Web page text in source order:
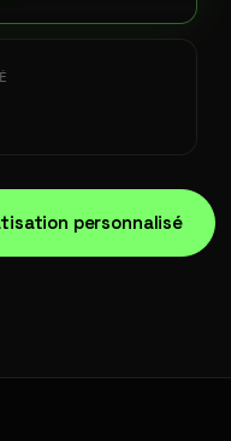
personnalisé